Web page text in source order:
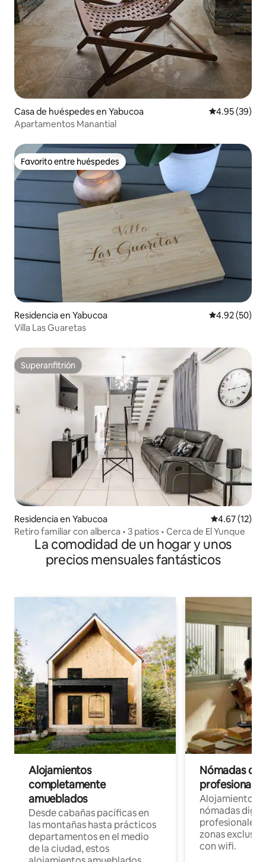
Casa de huéspedes en Yabucoa Calificación
4.95 (39)
Apartamentos Manantial
Favorito entre huéspedes
Favorito entre huéspedes
Residencia en Yabucoa Calificación
4.92 (50)
Villa Las Guaretas
Superanfitrión
Superanfitrión
Residencia en Yabucoa Calificación
4.67 (12)
Retiro familiar con alberca • 3 patios • Cerca de El Yunque
La comodidad de un hogar y unos
precios mensuales fantásticos
Alojamientos
completamente
amueblados
Desde cabañas pacíficas en
las montañas hasta prácticos
departamentos en el medio
de la ciudad, estos
Nómadas
Alojamientos
nómadas
profesionales
zonas
con wifi.